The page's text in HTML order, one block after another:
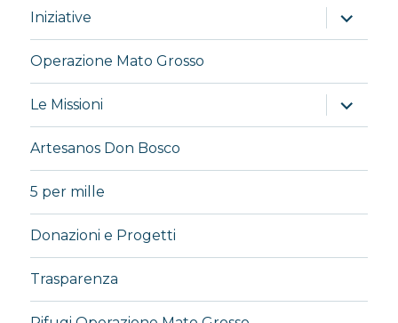
Iniziative
apri
i
menu
Operazione Mato Grosso
Le Missioni
apri
i
menu
Artesanos Don Bosco
5 per mille
Donazioni e Progetti
Trasparenza